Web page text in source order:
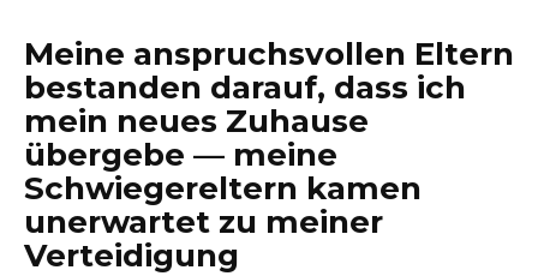
Meine anspruchsvollen Eltern
bestanden darauf, dass ich
mein neues Zuhause
übergebe — meine
Schwiegereltern kamen
unerwartet zu meiner
Verteidigung